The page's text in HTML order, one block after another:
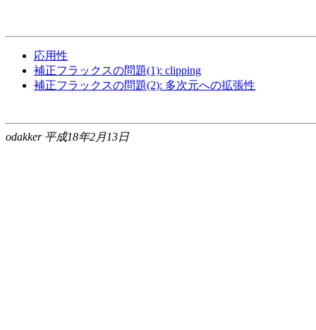
応用性
補正フラックスの問題(1): clipping
補正フラックスの問題(2): 多次元への拡張性
odakker 平成18年2月13日